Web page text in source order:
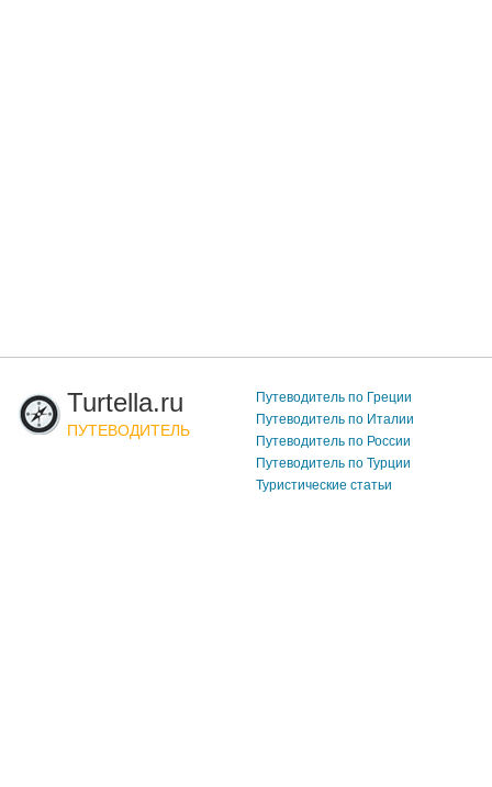
Turtella.ru
ПУТЕВОДИТЕЛЬ
Путеводитель по Греции
Путеводитель по Италии
Путеводитель по России
Путеводитель по Турции
Туристические статьи